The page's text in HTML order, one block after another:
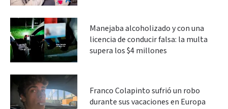
Manejaba alcoholizado y con una
licencia de conducir falsa: la multa
supera los $4 millones
Franco Colapinto sufrió un robo
durante sus vacaciones en Europa